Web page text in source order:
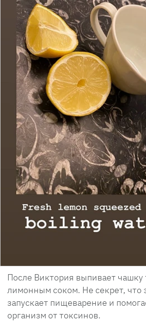
После Виктория выпивает чашку
лимонным соком. Не секрет, что
запускает пищеварение и
организм от токсинов.